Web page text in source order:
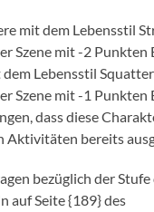
mit dem Lebensstil
Szene mit -2 Punkten
Lebensstil
Szene mit -1 Punkten
dass diese
Aktivitäten bereits
bezüglich der
auf Seite {189} des